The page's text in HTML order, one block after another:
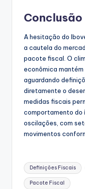
Conclusão
A hesitação do
a cautela do
pacote fiscal. O
econômica
aguardando
diretamente o
medidas fiscais
comportamento do
oscilações, com
movimentos
Tags:
Definições Fiscais
Pacote Fiscal